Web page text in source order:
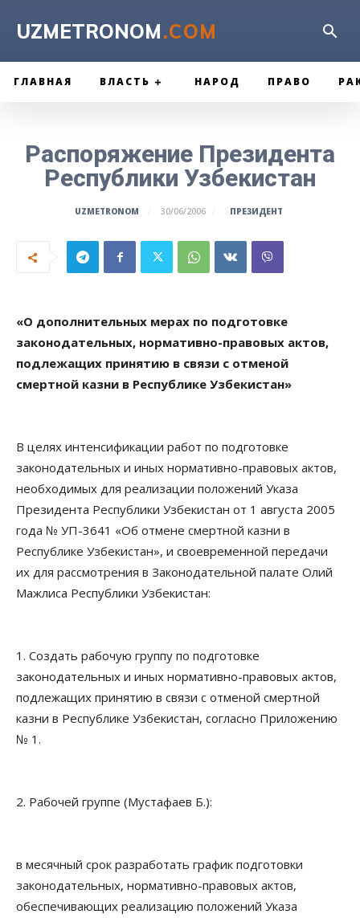
UZMETRONOM.COM
ГЛАВНАЯ ВЛАСТЬ НАРОД ПРАВО
Распоряжение Президента
Республики Узбекистан
UZMETRONOM 30/06/2006 ПРЕЗИДЕНТ
«О дополнительных мерах по подготовке
законодательных, нормативно-правовых актов,
подлежащих принятию в связи с отменой
смертной казни в Республике Узбекистан»
В целях интенсификации работ по подготовке
законодательных и иных нормативно-правовых актов,
необходимых для реализации положений Указа
Президента Республики Узбекистан от 1 августа 2005
года № УП-3641 «Об отмене смертной казни в
Республике Узбекистан», и своевременной передачи
их для рассмотрения в Законодательной палате Олий
Мажлиса Республики Узбекистан:
1. Создать рабочую группу по подготовке
законодательных и иных нормативно-правовых актов,
подлежащих принятию в связи с отменой смертной
казни в Республике Узбекистан, согласно Приложению
№ 1.
2. Рабочей группе (Мустафаев Б.):
в месячный срок разработать график подготовки
законодательных, нормативно-правовых актов,
обеспечивающих реализацию положений Указа